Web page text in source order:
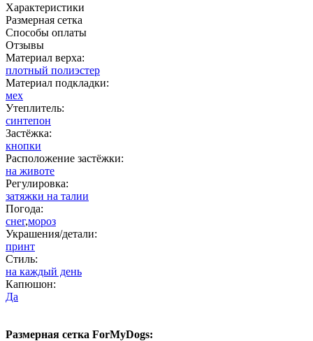
Характеристики
Размерная сетка
Способы оплаты
Отзывы
Материал верха:
плотный полиэстер
Материал подкладки:
мех
Утеплитель:
синтепон
Застёжка:
кнопки
Расположение застёжки:
на животе
Регулировка:
затяжки на талии
Погода:
снег,мороз
Украшения/детали:
принт
Стиль:
на каждый день
Капюшон:
Да
Размерная сетка ForMyDogs: